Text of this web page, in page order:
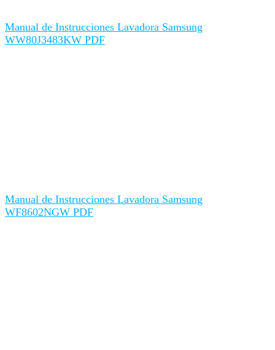
Manual de Instrucciones Lavadora Samsung
WW80J3483KW PDF
Manual de Instrucciones Lavadora Samsung
WF8602NGW PDF